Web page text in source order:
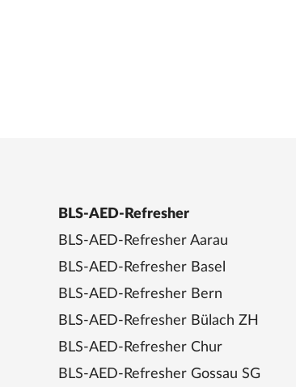
BLS-AED-Refresher
BLS-AED-Refresher Aarau
BLS-AED-Refresher Basel
BLS-AED-Refresher Bern
BLS-AED-Refresher Bülach ZH
BLS-AED-Refresher Chur
BLS-AED-Refresher Gossau SG